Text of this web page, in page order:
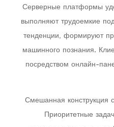
Серверные платформы
выполняют трудоемкие
тенденции, формируют
машинного познания.
посредством онлайн-
Смешанная конструкция
Приоритетные